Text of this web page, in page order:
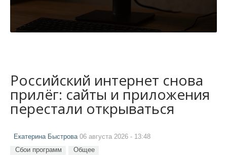
Российский интернет снова
прилёг: сайты и приложения
перестали открываться
Екатерина Быстрова06 августа 2026 - 13:48
Сбои программ Общее